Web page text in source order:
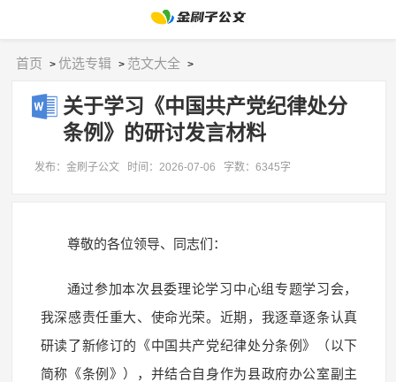
首页 >优选专辑 > 范文大全 >
关于学习《中国共产党纪律处分
条例》的研讨发言材料
发布：金刷子公文 时间：2026-07-06 字数：6345字
尊敬的各位领导、同志们：
通过参加本次县委理论学习中心组专题学习会，
我深感责任重大、使命光荣。近期，我逐章逐条认真
研读了新修订的《中国共产党纪律处分条例》（以下
简称《条例》），并结合自身作为县政府办公室副主